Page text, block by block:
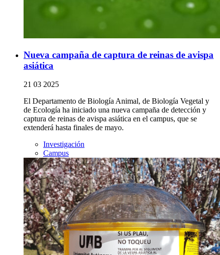
Nueva campaña de captura de reinas de avispa
asiática
21 03 2025
El Departamento de Biología Animal, de Biología Vegetal y
de Ecología ha iniciado una nueva campaña de detección y
captura de reinas de avispa asiática en el campus, que se
extenderá hasta finales de mayo.
Investigación
Campus